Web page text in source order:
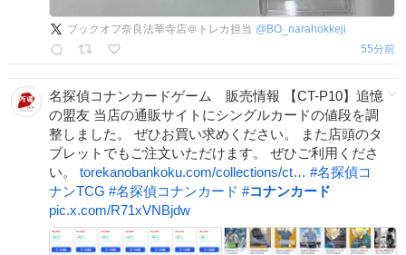
ブックオフ奈良法華寺店＠トレカ担当 @ BO_narahokkeji
55分前
名探偵コナンカードゲーム 販売情報 【CT-P10】追憶
の盟友 当店の通販サイトにシングルカードの値段を調
整しました。 ぜひお買い求めください。 また店頭のタ
ブレットでもご注文いただけます。 ぜひご利用くださ
い。 torekanobankoku.com/collections/ct… #名探偵コ
ナンTCG #名探偵コナンカード #コナンカード
pic.x.com/R71xVNBjdw